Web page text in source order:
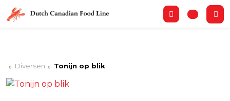
Diversen Tonijn op blik